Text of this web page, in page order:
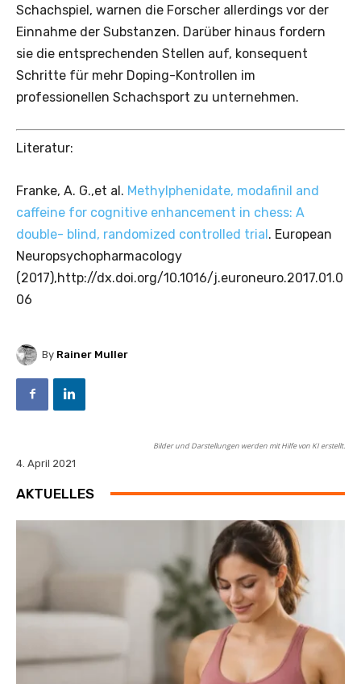
Schachspiel, warnen die Forscher allerdings vor der
Einnahme der Substanzen. Darüber hinaus fordern
sie die entsprechenden Stellen auf, konsequent
Schritte für mehr Doping-Kontrollen im
professionellen Schachsport zu unternehmen.
Literatur:
Franke, A. G.,et al. Methylphenidate, modafinil and
caffeine for cognitive enhancement in chess: A
double- blind, randomized controlled trial. European
Neuropsychopharmacology
(2017),http://dx.doi.org/10.1016/j.euroneuro.2017.01.0
06
By Rainer Muller
Bilder und Darstellungen werden mit Hilfe von KI erstellt.
4. April 2021
AKTUELLES